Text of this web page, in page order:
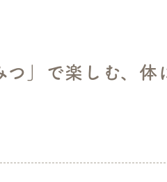
つ」で楽しむ、体